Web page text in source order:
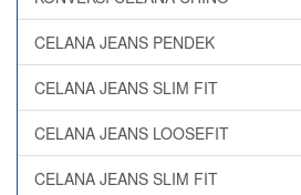
CELANA JEANS PENDEK
CELANA JEANS SLIM FIT
CELANA JEANS LOOSEFIT
CELANA JEANS SLIM FIT